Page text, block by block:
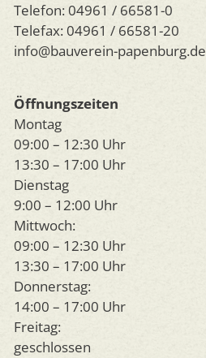
Telefon: 04961 / 66581-0
Telefax: 04961 / 66581-20
info@bauverein-papenburg.de
Öffnungszeiten
Montag
09:00 – 12:30 Uhr
13:30 – 17:00 Uhr
Dienstag
9:00 – 12:00 Uhr
Mittwoch:
09:00 – 12:30 Uhr
13:30 – 17:00 Uhr
Donnerstag:
14:00 – 17:00 Uhr
Freitag:
geschlossen